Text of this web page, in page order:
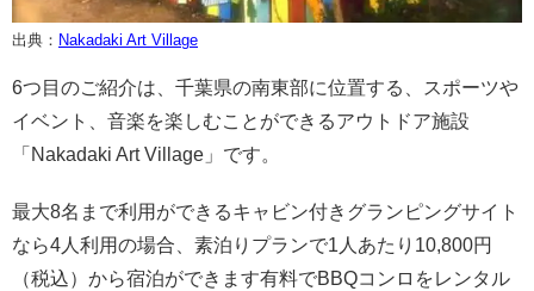
出典： Nakadaki Art Village
6つ目のご紹介は、千葉県の南東部に位置する、スポーツや
イベント、音楽を楽しむことができるアウトドア施設
「Nakadaki Art Village」です。
最大8名まで利用ができるキャビン付きグランピングサイト
なら4人利用の場合、素泊りプランで1人あたり10,800円
（税込）から宿泊ができます有料でBBQコンロをレンタル